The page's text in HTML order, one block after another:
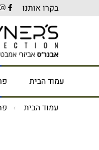
בקרו אותנו
עמוד הבית
עמוד הבית